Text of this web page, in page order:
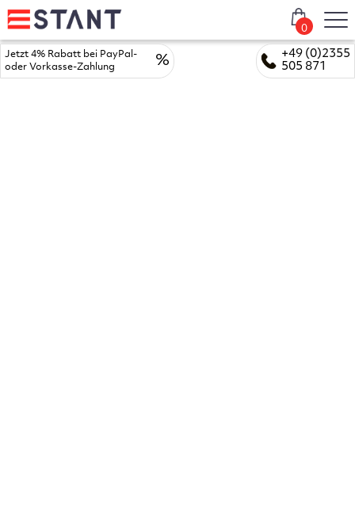
+49 (0)2355
505 871
Jetzt 4% Rabatt bei PayPal-
oder Vorkasse-Zahlung
%
0